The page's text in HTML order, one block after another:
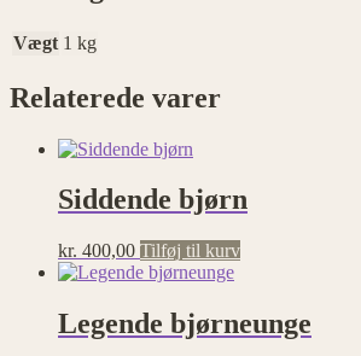
Vægt 1 kg
Relaterede varer
Siddende bjørn
kr. 400,00 Tilføj til kurv
Legende bjørneunge